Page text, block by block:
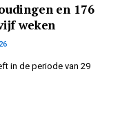
en 176
weken
in de periode van 29